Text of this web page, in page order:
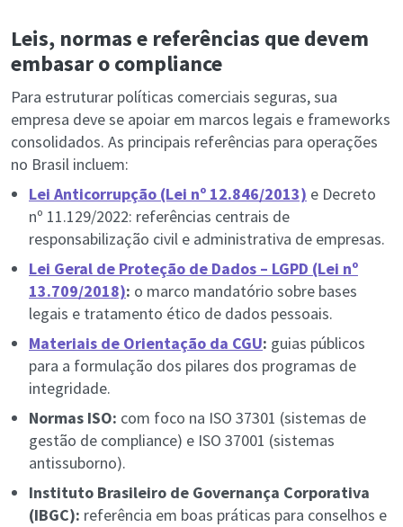
Leis, normas e referências que devem
embasar o compliance
Para estruturar políticas comerciais seguras, sua
empresa deve se apoiar em marcos legais e frameworks
consolidados. As principais referências para operações
no Brasil incluem:
Lei Anticorrupção (Lei nº 12.846/2013) e Decreto
nº 11.129/2022: referências centrais de
responsabilização civil e administrativa de empresas.
Lei Geral de Proteção de Dados – LGPD (Lei nº
13.709/2018): o marco mandatório sobre bases
legais e tratamento ético de dados pessoais.
Materiais de Orientação da CGU: guias públicos
para a formulação dos pilares dos programas de
integridade.
Normas ISO: com foco na ISO 37301 (sistemas de
gestão de compliance) e ISO 37001 (sistemas
antissuborno).
Instituto Brasileiro de Governança Corporativa
(IBGC): referência em boas práticas para conselhos e